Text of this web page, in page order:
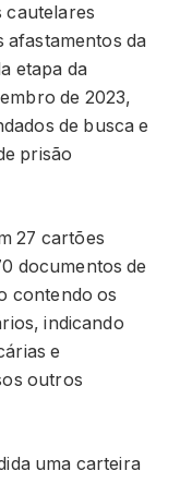
cautelares
afastamentos da
etapa da
de 2023,
de busca e
prisão
27 cartões
documentos de
contendo os
indicando
e
outros
uma carteira